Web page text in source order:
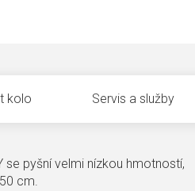
kolo Servis a služby
pyšní velmi nízkou hmotností,
cm.